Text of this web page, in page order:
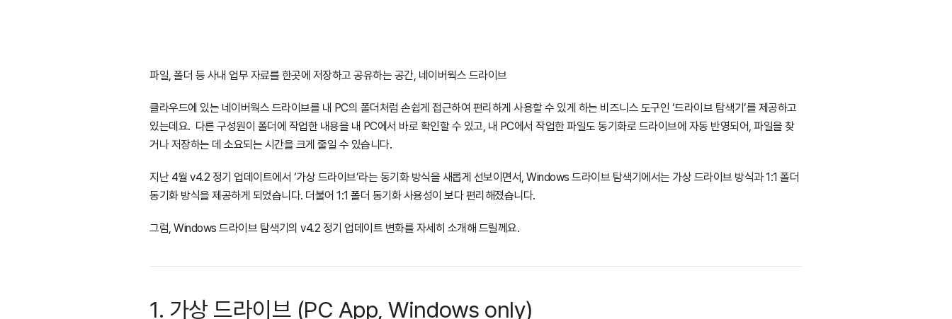
파일, 폴더 등 사내 업무 자료를 한곳에 저장하고 공유하는 공간, 네이버웍스 드라이브
클라우드에 있는 네이버웍스 드라이브를 내 PC의 폴더처럼 손쉽게 접근하여 편리하게 사용할 수 있게 하는 비즈니스 도구인 ‘드라이브 탐색기’를 제공하고
있는데요. 다른 구성원이 폴더에 작업한 내용을 내 PC에서 바로 확인할 수 있고, 내 PC에서 작업한 파일도 동기화로 드라이브에 자동 반영되어, 파일을 찾
거나 저장하는 데 소요되는 시간을 크게 줄일 수 있습니다.
지난 4월 v4.2 정기 업데이트에서 ‘가상 드라이브’라는 동기화 방식을 새롭게 선보이면서, Windows 드라이브 탐색기에서는 가상 드라이브 방식과 1:1 폴더
동기화 방식을 제공하게 되었습니다. 더불어 1:1 폴더 동기화 사용성이 보다 편리해졌습니다.
그럼, Windows 드라이브 탐색기의 v4.2 정기 업데이트 변화를 자세히 소개해 드릴께요.
1. 가상 드라이브 (PC App, Windows only)